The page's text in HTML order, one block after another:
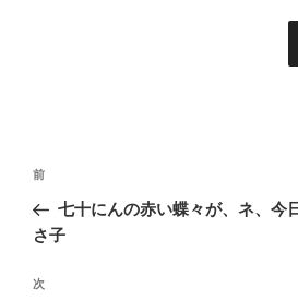
投
ナ
ゲ
前
の
投
前
七十にんの赤い蝶々が、ネ、
さ子
次
次